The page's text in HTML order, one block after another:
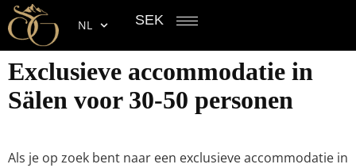
NL SEK
Exclusieve accommodatie in
Sälen voor 30-50 personen
Als je op zoek bent naar een exclusieve accommodatie in